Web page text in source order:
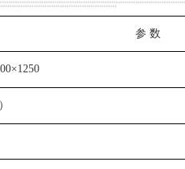
参 数
）